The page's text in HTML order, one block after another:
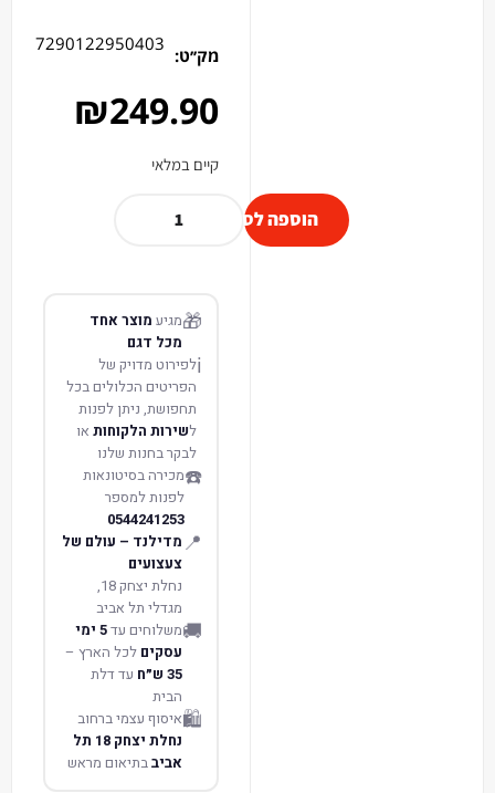
מק׳׳ט:
7290122950403
₪249.90
קיים במלאי
הוספה לסל
🎁מגיע מוצר אחד
מכל דגם
ℹ️לפירוט מדויק של
הפריטים הכלולים בכל
תחפושת, ניתן לפנות
לשירות הלקוחות או
לבקר בחנות שלנו
☎️מכירה בסיטונאות
לפנות למספר
0544241253
📍 מדילנד – עולם של
צעצועים
נחלת יצחק 18,
מגדלי תל אביב
🚚משלוחים עד 5 ימי
עסקים לכל הארץ –
35 ש״ח
עד דלת
הבית
🛍️איסוף עצמי ברחוב
נחלת יצחק 18 תל
אביבבתיאום מראש